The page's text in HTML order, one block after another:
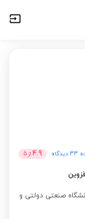
4.9 از 5
صنعتی دولتی و